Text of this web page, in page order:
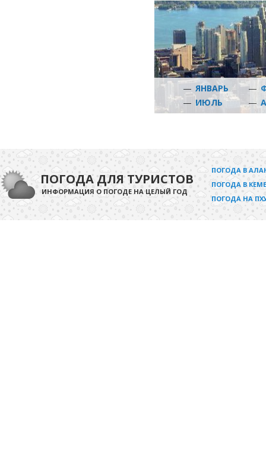
— ЯНВАРЬ —
— ИЮЛЬ —
ПОГОДА ДЛЯ ТУРИСТОВ
ИНФОРМАЦИЯ О ПОГОДЕ НА ЦЕЛЫЙ ГОД
ПОГОДА В
ПОГОДА В
ПОГОДА НА